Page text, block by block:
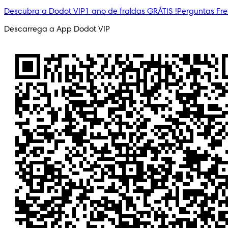
Descubra a Dodot VIP1 ano de fraldas GRÁTIS !Perguntas
Descarrega a App Dodot VIP